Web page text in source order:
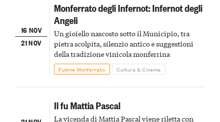
16 NOV
21 NOV
Monferrato degli Infernot: Infernot degli
Angeli
Un gioiello nascosto sotto il Municipio, tra
pietra scolpita, silenzio antico e suggestioni
della tradizione vinicola monferrina
Fubine Monferrato Cultura & Cinema
Il fu Mattia Pascal
La vicenda di Mattia Pascal viene riletta con